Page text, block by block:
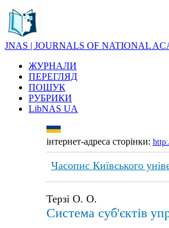
JNAS | JOURNALS OF NATIONAL
ЖУРНАЛИ
ПЕРЕГЛЯД
ПОШУК
РУБРИКИ
LibNAS UA
інтернет-адреса сторінки:
Часопис Київського
Терзі О. О.
Система суб'єктів